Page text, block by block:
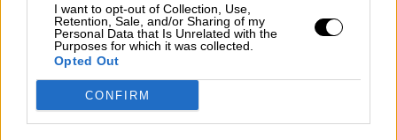
I want to opt-out of Collection, Use,
Retention, Sale, and/or Sharing of my
Personal Data that Is Unrelated with the
Purposes for which it was collected.
Opted Out
CONFIRM